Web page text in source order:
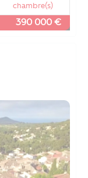
chambre(s)
390 000 €